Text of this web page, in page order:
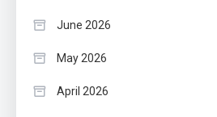
June 2026
May 2026
April 2026